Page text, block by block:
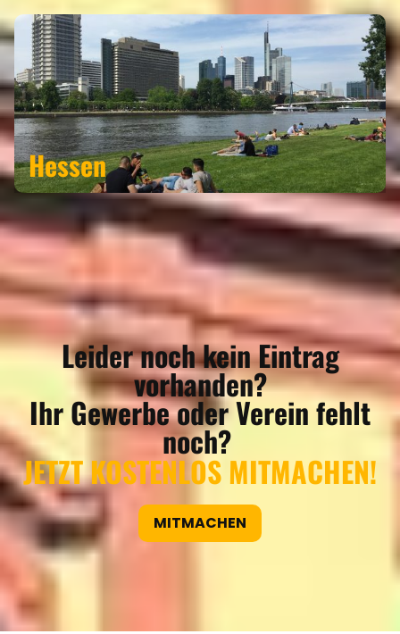
Hessen
Leider noch kein Eintrag
vorhanden?
Ihr Gewerbe oder Verein fehlt
noch?
JETZT KOSTENLOS MITMACHEN!
MITMACHEN